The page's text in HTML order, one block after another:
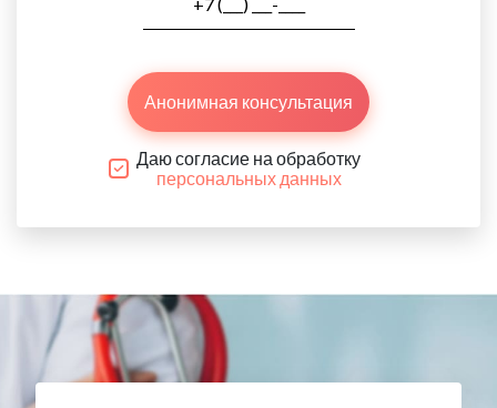
Анонимная консультация
Даю согласие на обработку
персональных данных